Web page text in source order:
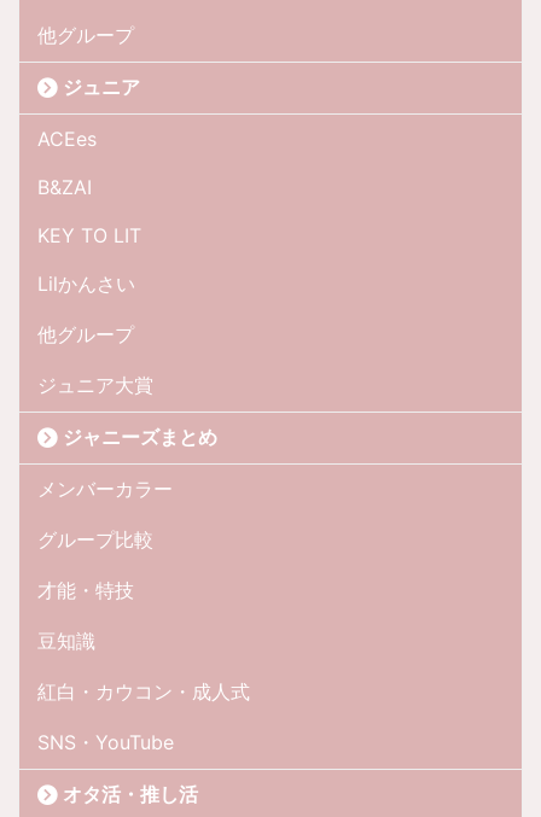
他グループ
ジュニア
ACEes
B&ZAI
KEY TO LIT
Lilかんさい
他グループ
ジュニア大賞
ジャニーズまとめ
メンバーカラー
グループ比較
才能・特技
豆知識
紅白・カウコン・成人式
SNS・YouTube
オタ活・推し活